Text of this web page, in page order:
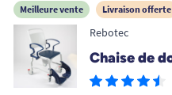
Meilleure vente Livraison offerte
Rebotec
Chaise de